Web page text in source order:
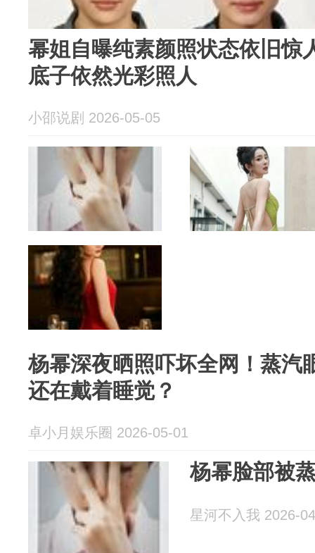
幂姐自曝纯素颜照状态依旧惊
底子依然光彩照人
小邵说剧 2026-05-05
杨幂深夜晒照吓坏全网！蒸汽
还在戴着睡觉？
卓小月娱乐圈 2026-05-01
杨幂脸部被
星河不入我 2026-